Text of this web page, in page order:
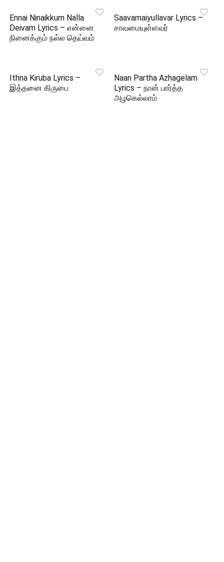
Ennai Ninaikkum Nalla
Deivam Lyrics – என்னை
நினைக்கும் நல்ல தெய்வம்
Saavamaiyullavar Lyrics –
சாவமையுள்ளவர்
Ithna Kiruba Lyrics –
இத்தனை கிருபை
Naan Partha Azhagelam
Lyrics – நான் பார்த்த
அழகெல்லாம்